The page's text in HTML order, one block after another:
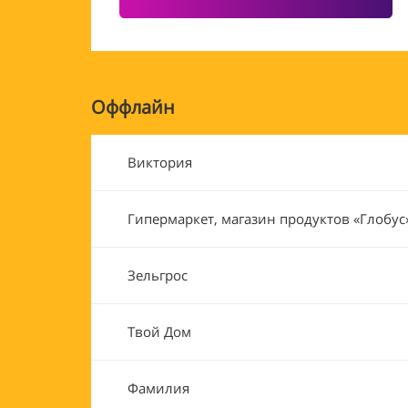
Оффлайн
Виктория
Гипермаркет, магазин продуктов
Зельгрос
Твой Дом
Фамилия